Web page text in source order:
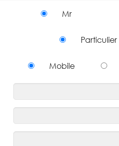
Mr
Particulier
Mobile